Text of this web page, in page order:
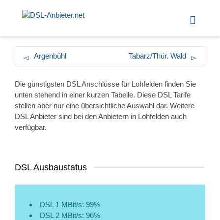
Argenbühl Tabarz/Thür. Wald
Die günstigsten DSL Anschlüsse für Lohfelden finden Sie
unten stehend in einer kurzen Tabelle. Diese DSL Tarife
stellen aber nur eine übersichtliche Auswahl dar. Weitere
DSL Anbieter sind bei den Anbietern in Lohfelden auch
verfügbar.
DSL Ausbaustatus
DSL 1 MBit/s: 99%
DSL 2 MBit/s: 96%